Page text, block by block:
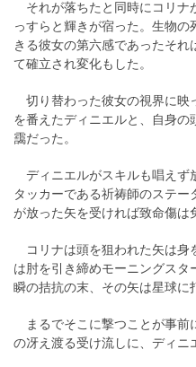
それが落ちたと同時にコリナ
っすらと輝きが宿った。生物
きる彼女の第六感であったそれ
て確立され変化もした。
切り替わった彼女の視界に映
を番えたディニエルと、自身
靄だった。
ディニエルがスキルも唱えず
タッカーである祈祷師のステー
が放った矢を受ければ致命傷は
コリナは頭を狙われた矢は身
は肘を引き締めモーニングスタ
瞬の拮抗の末、その矢は星球に
まるでそこに撃つことが事前
の冴え渡る受け流しに、ディニ